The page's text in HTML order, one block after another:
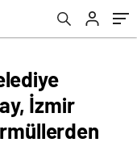
İzmir